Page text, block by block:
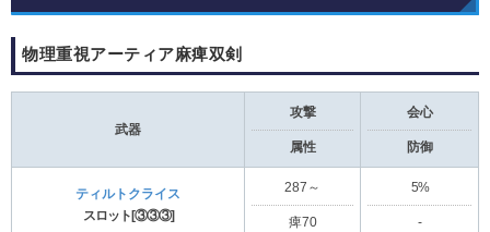
物理重視アーティア麻痺双剣
武器
攻撃
属性
会心
防御
ティルトクライス
スロット[③③③]
287～
痺70
5%
‐